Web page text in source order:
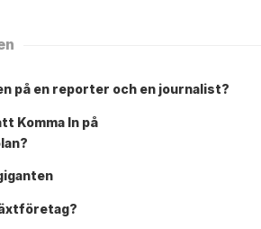
på en reporter och en journalist?
Komma In på